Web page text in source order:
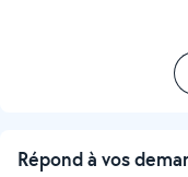
Répond à vos